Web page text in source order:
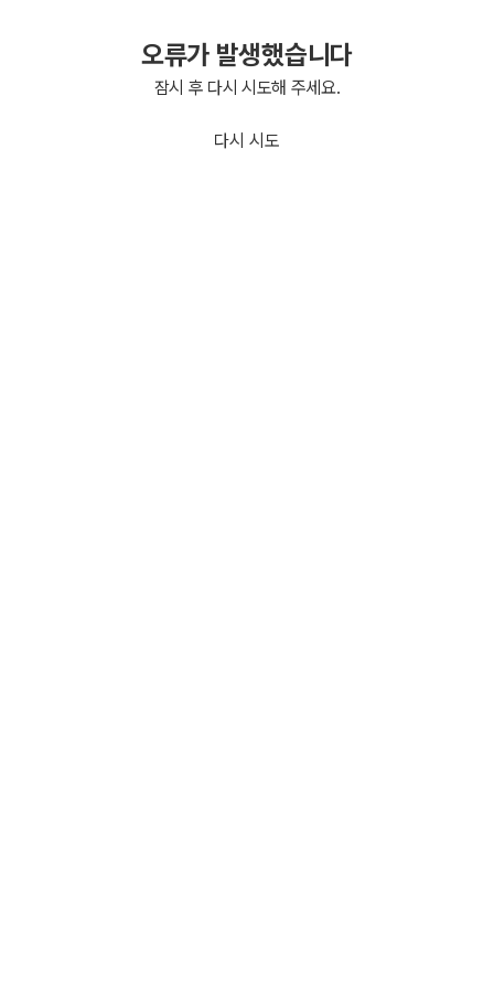
오류가 발생했습니다
잠시 후 다시 시도해 주세요.
다시 시도